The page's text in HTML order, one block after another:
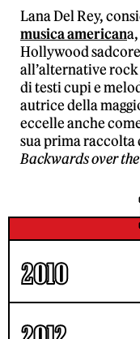
Lana Del Rey,
musica american
Hollywood
all’alternative rock
di testi cupi e
autrice della
eccelle anche
sua prima
Backwards over
2010